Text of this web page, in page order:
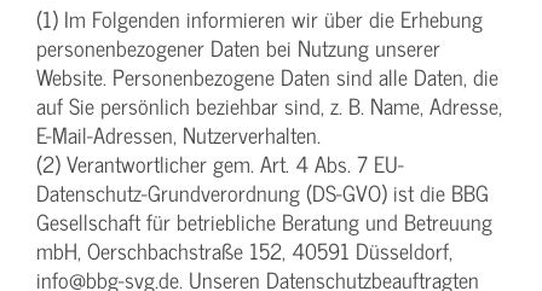
(1) Im Folgenden informieren wir über die Erhebung
personenbezogener Daten bei Nutzung unserer
Website. Personenbezogene Daten sind alle Daten, die
auf Sie persönlich beziehbar sind, z. B. Name, Adresse,
E-Mail-Adressen, Nutzerverhalten.
(2) Verantwortlicher gem. Art. 4 Abs. 7 EU-
Datenschutz-Grundverordnung (DS-GVO) ist die BBG
Gesellschaft für betriebliche Beratung und Betreuung
mbH, Oerschbachstraße 152, 40591 Düsseldorf,
info@bbg-svg.de. Unseren Datenschutzbeauftragten